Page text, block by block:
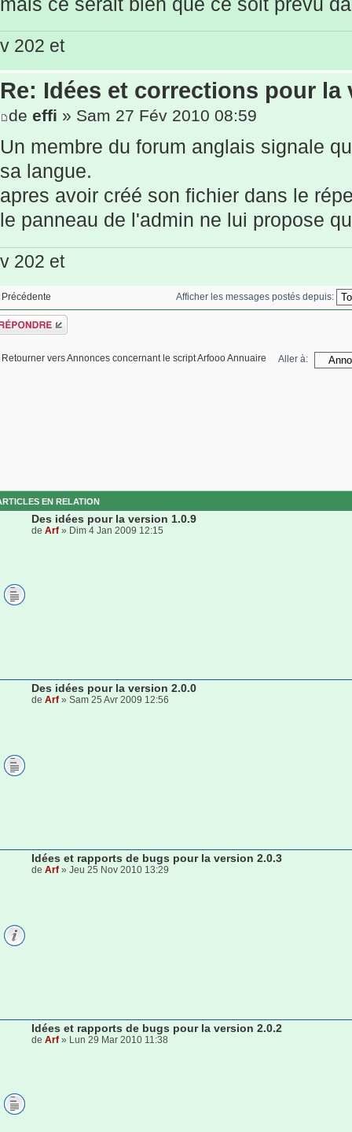
v 202 et
Re: Idées et corrections pour la
de effi » Sam 27 Fév 2010 08:59
Un membre du forum anglais signale
sa langue.
apres avoir créé son fichier dans le
le panneau de l'admin ne lui propose
v 202 et
Précédente Afficher les messages postés depuis:
Retourner vers Annonces concernant le script Arfooo Annuaire Aller à:
EN RELATION
Des idées pour la version 1.0.9
de Arf » Dim 4 Jan 2009 12:15
Des idées pour la version 2.0.0
de Arf » Sam 25 Avr 2009 12:56
Idées et rapports de bugs pour la version 2.0.3
de Arf » Jeu 25 Nov 2010 13:29
Idées et rapports de bugs pour la version 2.0.2
de Arf » Lun 29 Mar 2010 11:38